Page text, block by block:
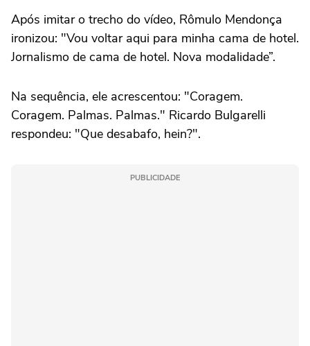
Após imitar o trecho do vídeo, Rômulo Mendonça
ironizou: "Vou voltar aqui para minha cama de hotel.
Jornalismo de cama de hotel. Nova modalidade”.
Na sequência, ele acrescentou: "Coragem.
Coragem. Palmas. Palmas." Ricardo Bulgarelli
respondeu: "Que desabafo, hein?".
PUBLICIDADE